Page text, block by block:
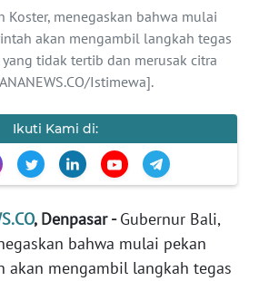
Koster, menegaskan bahwa mulai
akan mengambil langkah tegas
tidak tertib dan merusak citra
Istimewa].
Ikuti Kami di:
, Denpasar -Gubernur Bali,
bahwa mulai pekan
akan mengambil langkah tegas